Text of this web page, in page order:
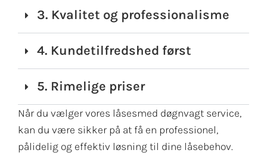
3. Kvalitet og professionalisme
4. Kundetilfredshed først
5. Rimelige priser
Når du vælger vores låsesmed døgnvagt service,
kan du være sikker på at få en professionel,
pålidelig og effektiv løsning til dine låsebehov.